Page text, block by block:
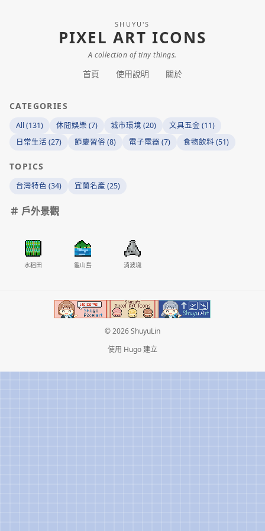
SHUYU'S
PIXEL ART ICONS
A collection of tiny things.
首頁 使用說明 關於
CATEGORIES
All (131) 休閒娛樂 (7) 城市環境 (20)
文具五金 (11)
日常生活 (27)
節慶習俗 (8) 電子電器 (7) 食物飲料 (51)
TOPICS
台灣特色 (34) 宜蘭名產 (25)
＃ 戶外景觀
水稻田 龜山島 消波塊
© 2026 ShuyuLin
使用 Hugo建立